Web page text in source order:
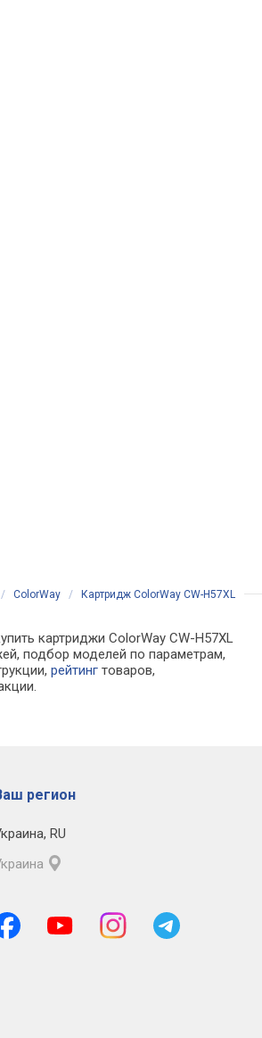
/ ColorWay / Картридж ColorWay CW-H57XL
картриджи ColorWay CW-H57XL
подбор моделей по параметрам,
рейтинг товаров,
регион
, RU